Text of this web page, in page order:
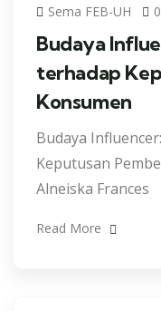
Sema FEB-UH
Budaya
terhadap
Konsumen
Budaya
Keputusan
Alneiska Frances
Read More